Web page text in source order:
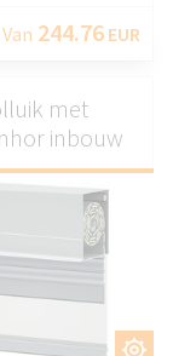
Van 244.76 EUR
AANPASSEN
met
inbouw